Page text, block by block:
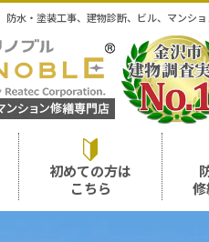
防水・塗装工事、建物診断、ビル、マンシ
初めての方は
こちら